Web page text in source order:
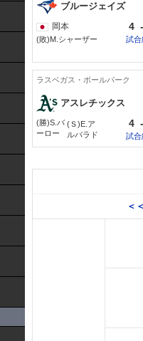
ブルージェイズ
岡本 4 -
試
(敗)M.シャーザー
ラスベガス・ボールパーク
アスレチックス
4 -
試
(勝)S.バ
ーロー
(Ｓ)E.ア
ルバラド
＜